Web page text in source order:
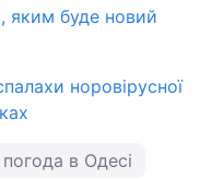
яким буде новий
норовірусної
погода в Одесі